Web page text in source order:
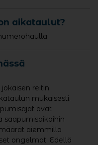
aikataulut?
reitin
mukaisesti.
ovat
saapumisaikoihin
aiemmilla
ongelmat. Edellä